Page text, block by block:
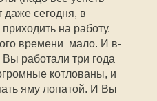
даже сегодня, в
на работу.
времени  мало. И в-
Вы работали три года
котлованы, и
яму лопатой. И Вы